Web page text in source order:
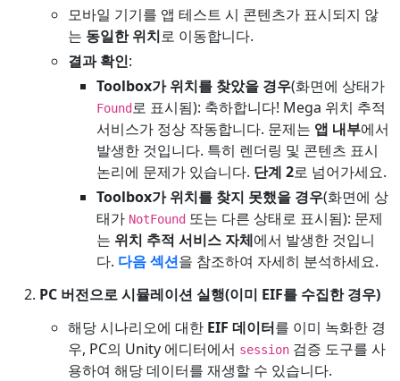
모바일 기기를 앱 테스트 시 콘텐츠가 표시되지 않
는 동일한 위치로 이동합니다.
결과 확인:
Toolbox가 위치를 찾았을 경우(화면에 상태가
Found로 표시됨): 축하합니다! Mega 위치 추적
서비스가 정상 작동합니다. 문제는 앱 내부에서
발생한 것입니다. 특히 렌더링 및 콘텐츠 표시
논리에 문제가 있습니다. 단계 2로 넘어가세요.
Toolbox가 위치를 찾지 못했을 경우(화면에 상
태가 NotFound 또는 다른 상태로 표시됨): 문제
는 위치 추적 서비스 자체에서 발생한 것입니
다. 다음 섹션을 참조하여 자세히 분석하세요.
PC 버전으로 시뮬레이션 실행(이미 EIF를 수집한 경우)
해당 시나리오에 대한 EIF 데이터를 이미 녹화한 경
우, PC의 Unity 에디터에서 session 검증 도구를 사
용하여 해당 데이터를 재생할 수 있습니다.